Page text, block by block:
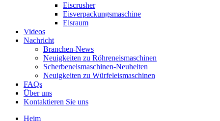
Eiscrusher
Eisverpackungsmaschine
Eisraum
Videos
Nachricht
Branchen-News
Neuigkeiten zu Röhreneismaschinen
Scherbeneismaschinen-Neuheiten
Neuigkeiten zu Würfeleismaschinen
FAQs
Über uns
Kontaktieren Sie uns
Heim